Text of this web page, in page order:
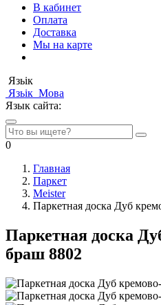
В кабинет
Оплата
Доставка
Мы на карте
Язьік
Язьік Мова
Язык сайта:
0
Главная
Паркет
Meister
Паркетная доска Дуб
Паркетная доска
браш 8802